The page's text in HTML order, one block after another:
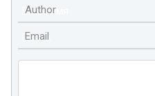
Author
Email